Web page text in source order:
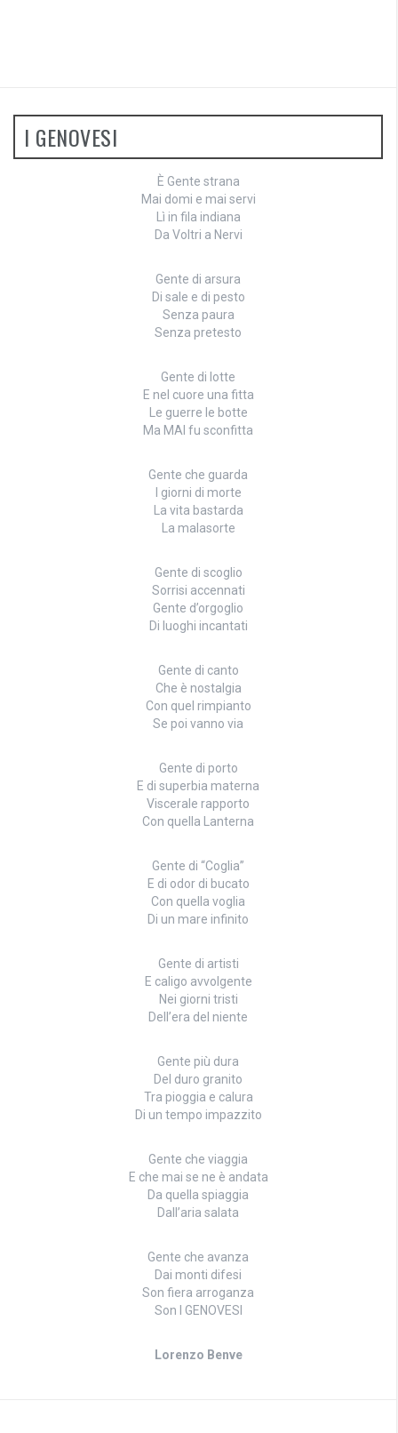
I GENOVESI
È Gente strana
Mai domi e mai servi
Lì in fila indiana
Da Voltri a Nervi
Gente di arsura
Di sale e di pesto
Senza paura
Senza pretesto
Gente di lotte
E nel cuore una fitta
Le guerre le botte
Ma MAI fu sconfitta
Gente che guarda
I giorni di morte
La vita bastarda
La malasorte
Gente di scoglio
Sorrisi accennati
Gente d’orgoglio
Di luoghi incantati
Gente di canto
Che è nostalgia
Con quel rimpianto
Se poi vanno via
Gente di porto
E di superbia materna
Viscerale rapporto
Con quella Lanterna
Gente di “Coglia”
E di odor di bucato
Con quella voglia
Di un mare infinito
Gente di artisti
E caligo avvolgente
Nei giorni tristi
Dell’era del niente
Gente più dura
Del duro granito
Tra pioggia e calura
Di un tempo impazzito
Gente che viaggia
E che mai se ne è andata
Da quella spiaggia
Dall’aria salata
Gente che avanza
Dai monti difesi
Son fiera arroganza
Son I GENOVESI
Lorenzo Benve